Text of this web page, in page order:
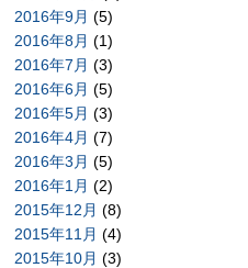
2016年9月 (5)
2016年8月 (1)
2016年7月 (3)
2016年6月 (5)
2016年5月 (3)
2016年4月 (7)
2016年3月 (5)
2016年1月 (2)
2015年12月 (8)
2015年11月 (4)
2015年10月 (3)